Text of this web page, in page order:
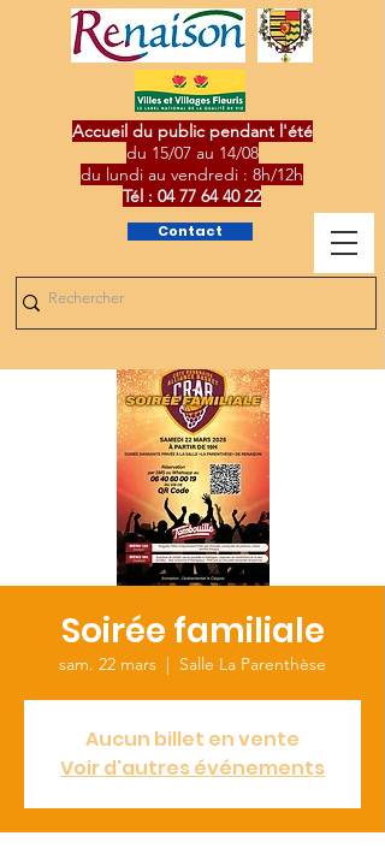
Contact
Accueil du public pendant l'été
du 15/07 au 14/08
du lundi au vendredi : 8h/12h
Tél : 04 77 64 40 22
Soirée familiale
sam. 22 mars
  |
Salle La Parenthèse
Aucun billet en vente
Voir d'autres événements